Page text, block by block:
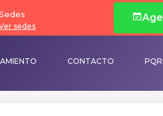
sedes
CONTACTO